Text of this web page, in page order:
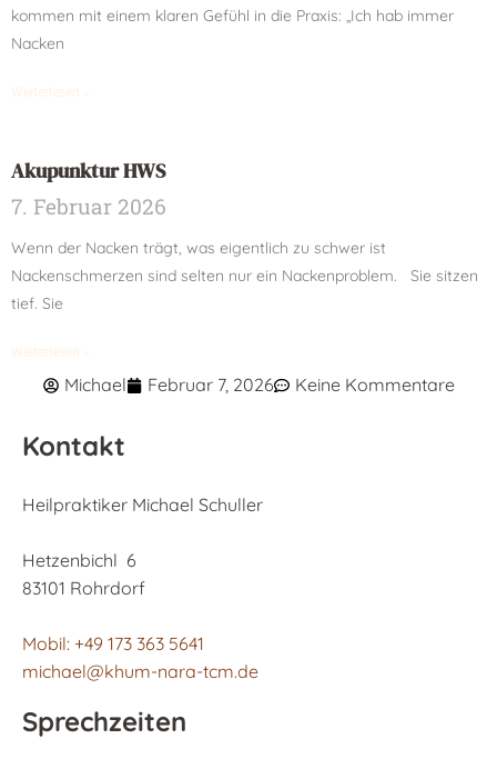
kommen mit einem klaren Gefühl in die Praxis: „Ich hab immer
Nacken
Weiterlesen »
Akupunktur HWS
7. Februar 2026
Wenn der Nacken trägt, was eigentlich zu schwer ist
Nackenschmerzen sind selten nur ein Nackenproblem. Sie sitzen
tief. Sie
Weiterlesen »
Michael Februar 7, 2026 Keine Kommentare
Kontakt
Heilpraktiker Michael Schuller
Hetzenbichl 6
83101 Rohrdorf
Mobil: +49 173 363 5641
michael@khum-nara-tcm.de
Sprechzeiten